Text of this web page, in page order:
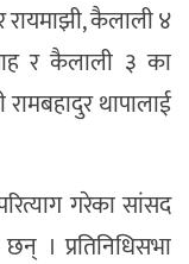
रायमाझी, कैलाली ४
र कैलाली ३ का
थापालाई
गरेका सांसद
। प्रतिनिधिसभा